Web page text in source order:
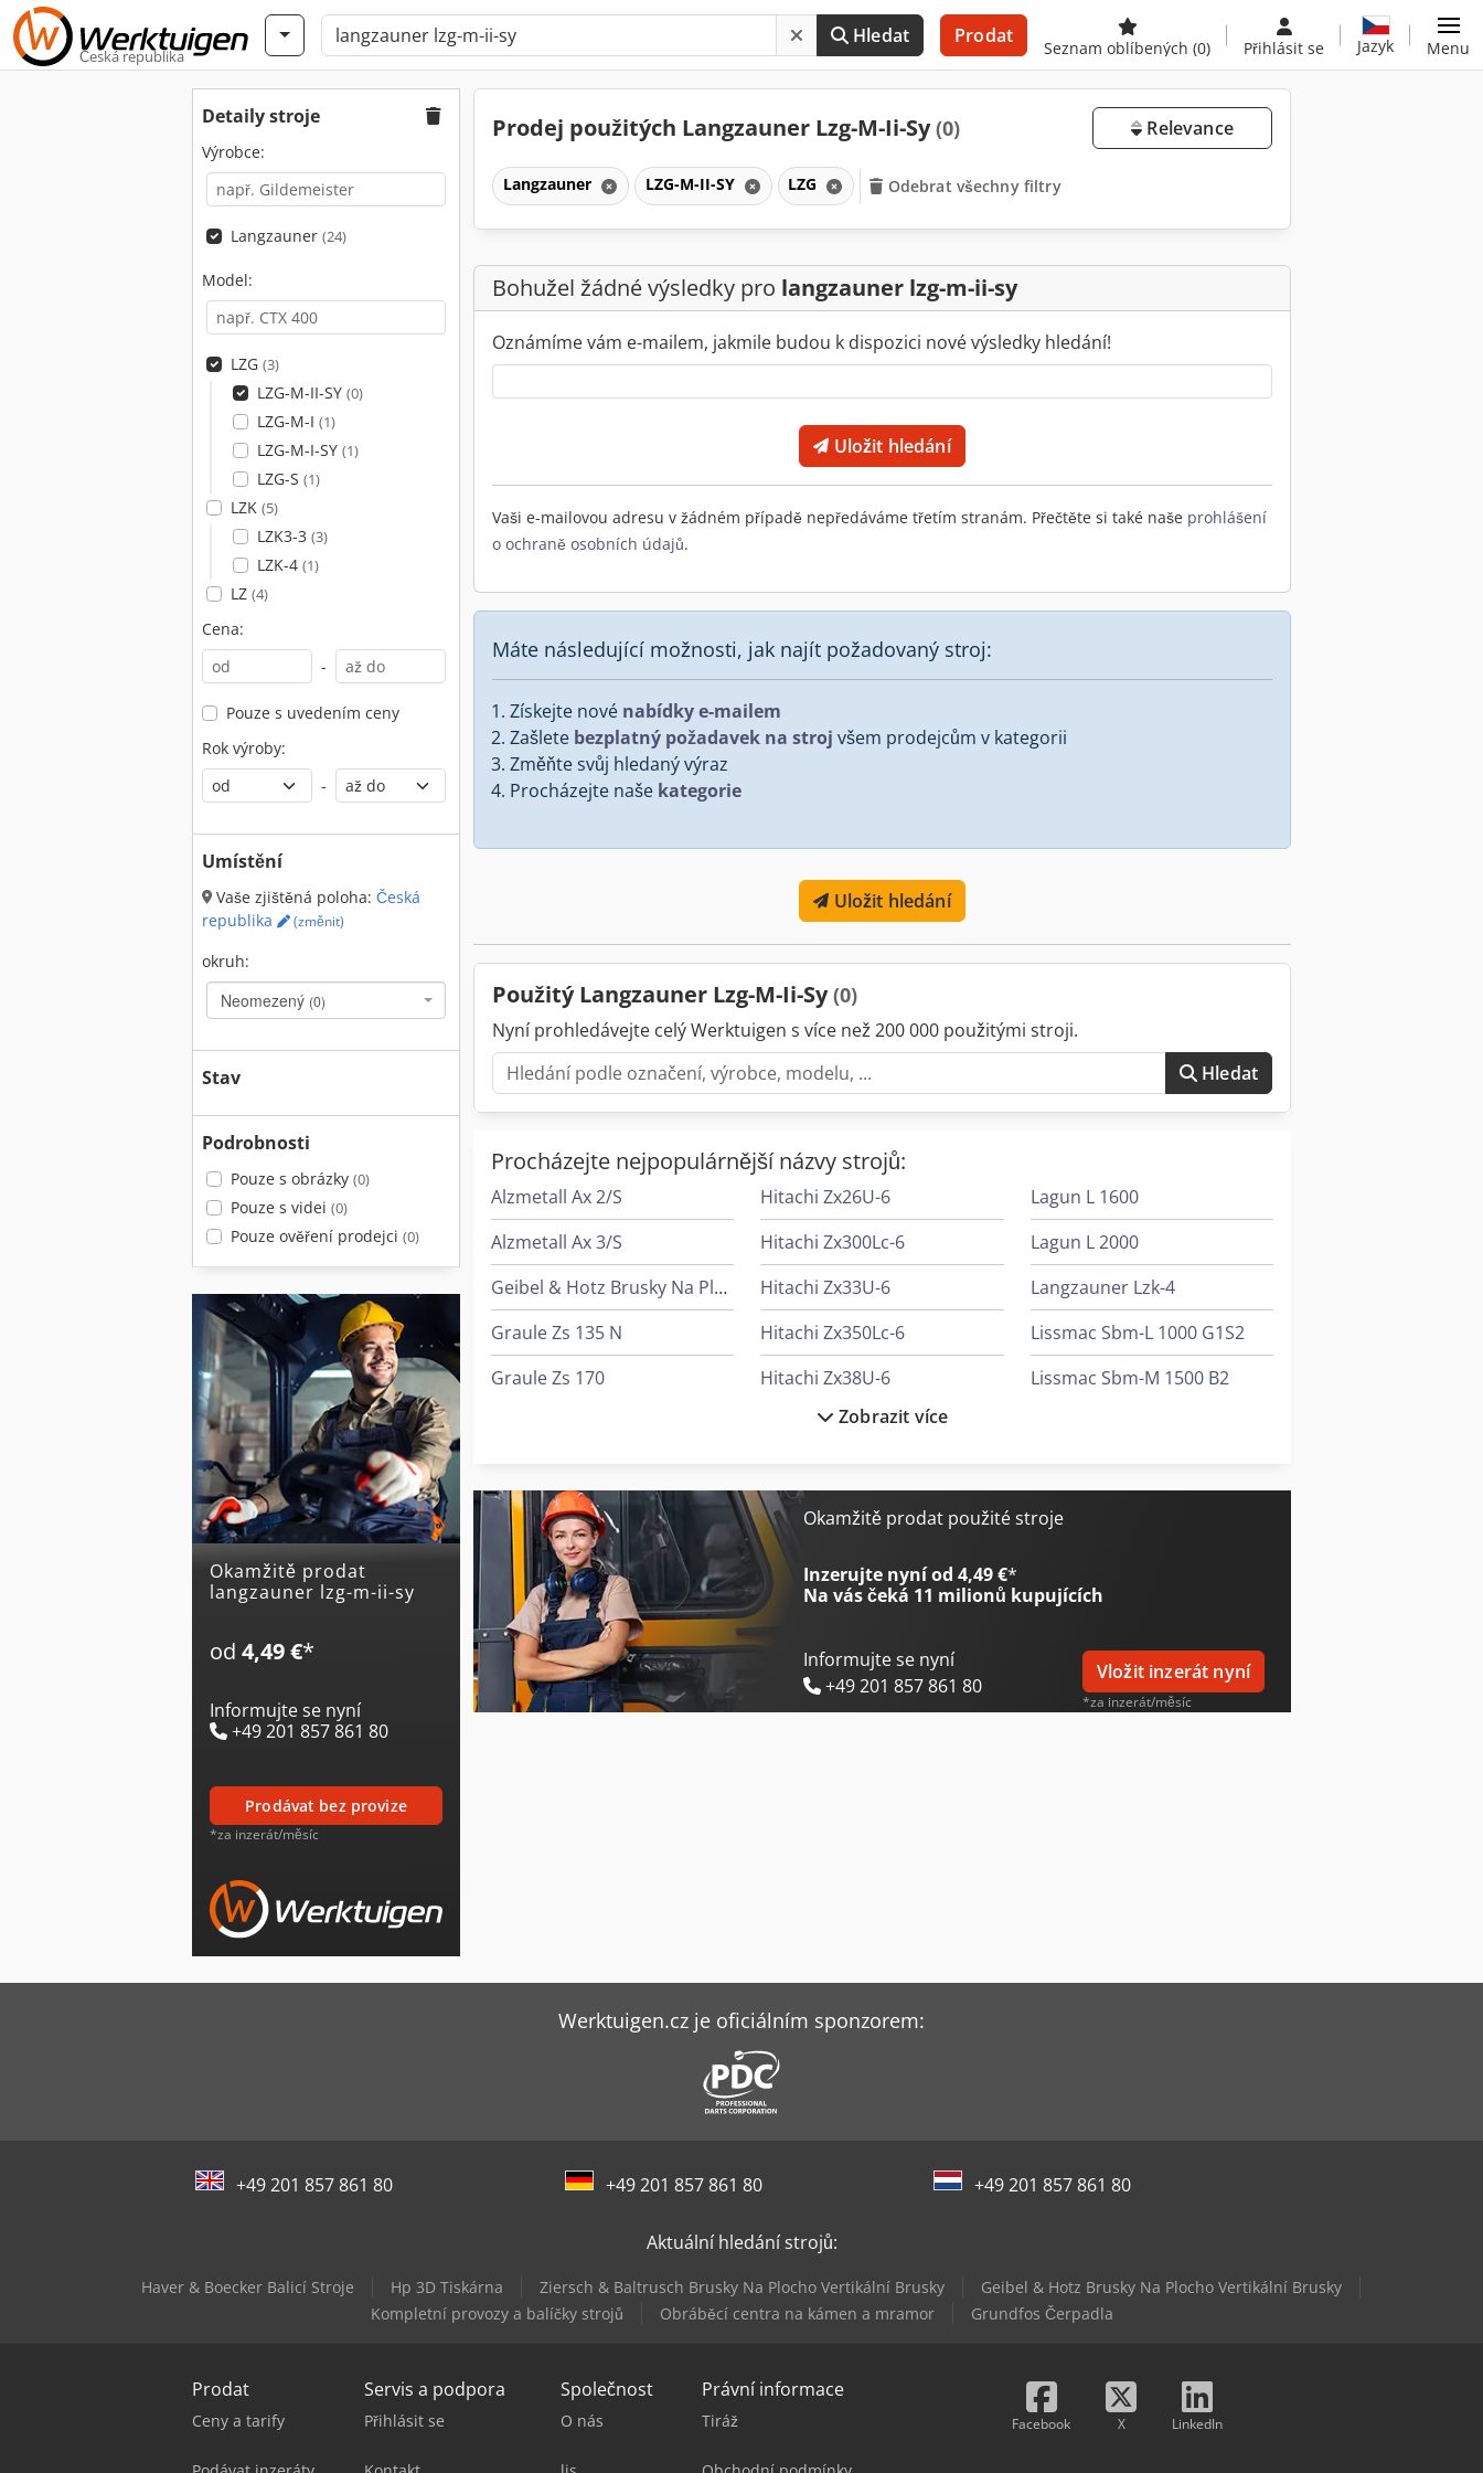
Česká republika
Hledat Prodat
Seznam oblíbených (0) Přihlásit se Jazyk Menu
Detaily stroje
Výrobce:
Langzauner (24)
Model:
LZG (3)
LZG-M-II-SY (0)
LZG-M-I (1)
LZG-M-I-SY (1)
LZG-S (1)
LZK (5)
LZK3-3 (3)
LZK-4 (1)
LZ (4)
Cena:
-
Pouze s uvedením ceny
Rok výroby:
-
Umístění
Vaše zjištěná poloha: Česká
republika
(změnit)
okruh:
Neomezený (0)
Stav
Podrobnosti
Pouze s obrázky (0)
Pouze s videi (0)
Pouze ověření prodejci (0)
Okamžitě prodat
langzauner lzg-m-ii-sy
od 4,49 €*
Informujte se nyní
+49 201 857 861 80
prodávat bez provize
*za inzerát/měsíc
Prodej použitých Langzauner Lzg-M-Ii-Sy(0) Relevance
Langzauner LZG-M-II-SY LZG Odebrat všechny filtry
Bohužel žádné výsledky pro langzauner lzg-m-ii-sy
Oznámíme vám e-mailem, jakmile budou k dispozici nové výsledky hledání!
Uložit hledání
Vaši e-mailovou adresu v žádném případě nepředáváme třetím stranám. Přečtěte si také naše prohlášení
o ochraně osobních údajů.
Máte následující možnosti, jak najít požadovaný stroj:
Získejte nové nabídky e-mailem
Zašlete bezplatný požadavek na stroj všem prodejcům v kategorii
Změňte svůj hledaný výraz
Procházejte naše kategorie
Uložit hledání
Použitý Langzauner Lzg-M-Ii-Sy(0)
Nyní prohledávejte celý Werktuigen s více než 200 000 použitými stroji.
Hledat
Procházejte nejpopulárnější názvy strojů:
Alzmetall Ax 2/S
Alzmetall Ax 3/S
Geibel & Hotz Brusky Na Plocho Vertikální Brusky
Graule Zs 135 N
Graule Zs 170
Graule Zs 85 N
Heesemann Lsm 8
Hitachi Zx26U-6
Hitachi Zx300Lc-6
Hitachi Zx33U-6
Hitachi Zx350Lc-6
Hitachi Zx38U-6
Holzkraft Hse 30-1100 Ze
Holzkraft Vsa 48 L
Lagun L 1400
Lagun L 1600
Lagun L 2000
Langzauner Lzk-4
Lissmac Sbm-L 1000 G1S2
Lissmac Sbm-M 1500 B2
Zobrazit více
Okamžitě prodat použité stroje
Inzerujte nyní od 4,49 €*
Na vás čeká 11 milionů kupujících
Informujte se nyní
+49 201 857 861 80
Vložit inzerát nyní
*za inzerát/měsíc
Werktuigen.cz je oficiálním sponzorem:
+49 201 857 861 80 +49 201 857 861 80 +49 201 857 861 80
Aktuální hledání strojů:
Haver & Boecker Balicí Stroje Hp 3D Tiskárna Ziersch & Baltrusch Brusky Na Plocho Vertikální Brusky
Geibel & Hotz Brusky Na Plocho Vertikální Brusky
Kompletní provozy a balíčky strojů
Obráběcí centra na kámen a mramor Grundfos Čerpadla
Prodat
Ceny a tarify
Servis a podpora
Přihlásit se
Společnost
O nás
Právní informace
Tiráž Facebook X LinkedIn